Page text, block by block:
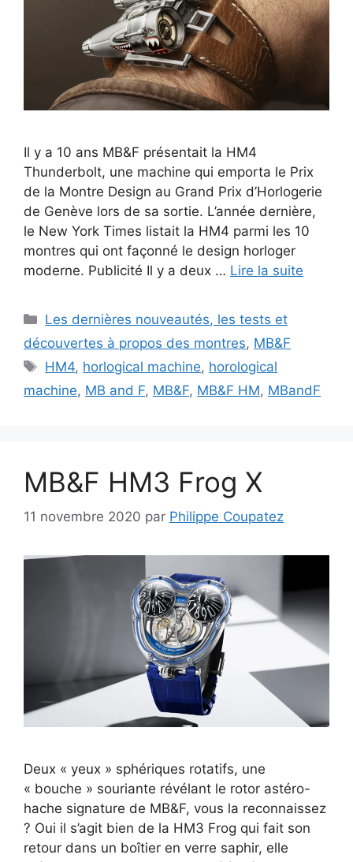
Il y a 10 ans MB&F présentait la HM4
Thunderbolt, une machine qui emporta le Prix
de la Montre Design au Grand Prix d’Horlogerie
de Genève lors de sa sortie. L’année dernière,
le New York Times listait la HM4 parmi les 10
montres qui ont façonné le design horloger
moderne. Publicité Il y a deux … Lire la suite
Catégories
Les dernières nouveautés, les tests et
découvertes à propos des montres, MB&F
Étiquettes
HM4, horlogical machine, horological
machine, MB and F, MB&F, MB&F HM, MBandF
MB&F HM3 Frog X
11 novembre 2020 par Philippe Coupatez
Deux « yeux » sphériques rotatifs, une
« bouche » souriante révélant le rotor astéro-
hache signature de MB&F, vous la reconnaissez
? Oui il s’agit bien de la HM3 Frog qui fait son
retour dans un boîtier en verre saphir, elle